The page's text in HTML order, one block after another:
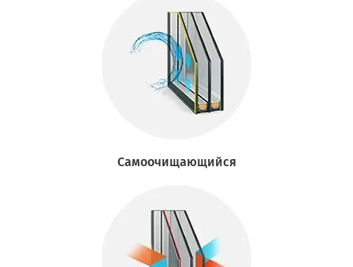
Самоочищающийся